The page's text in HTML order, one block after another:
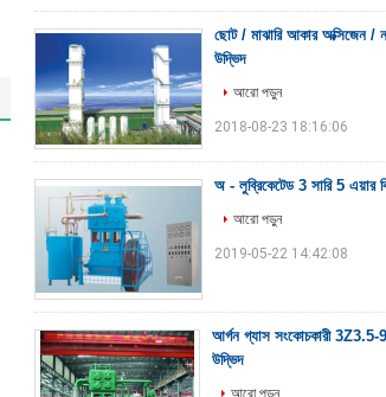
ছোট / মাঝারি আকার অক্সিজেন /
উদ্ভিদ
আরো পড়ুন
2018-08-23 18:16:06
অ - লুব্রিকেটেড 3 সারি 5 এয়ার
আরো পড়ুন
2019-05-22 14:42:08
আর্গন গ্যাস সংকোচকারী 3Z3.5-
উদ্ভিদ
আরো পড়ুন